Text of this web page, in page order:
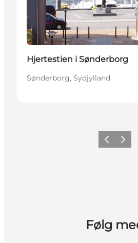
Hjertestien i Sønderborg
Sønderborg, Sydjylland
ForrigeNæste
Følg